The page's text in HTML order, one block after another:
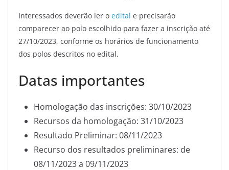
Interessados deverão ler o edital e precisarão
comparecer ao polo escolhido para fazer a inscrição até
27/10/2023, conforme os horários de funcionamento
dos polos descritos no edital.
Datas importantes
Homologação das inscrições: 30/10/2023
Recursos da homologação: 31/10/2023
Resultado Preliminar: 08/11/2023
Recurso dos resultados preliminares: de
08/11/2023 a 09/11/2023